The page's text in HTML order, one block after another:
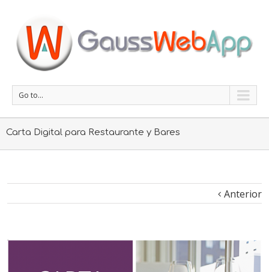
Go to...
Carta Digital para Restaurante y Bares
Anterior